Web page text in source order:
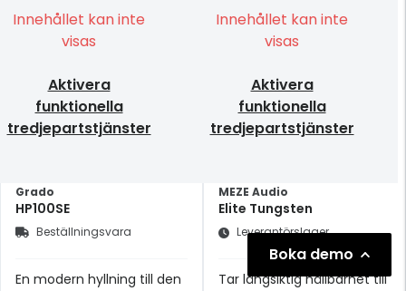
Innehållet kan inte
visas
Aktivera
funktionella
tredjepartstjänster
Grado
HP100SE
Beställningsvara
En modern hyllning till den
Innehållet kan inte
visas
Aktivera
funktionella
tredjepartstjänster
MEZE Audio
Elite Tungsten
Leverantörslager
Tar långsiktig hållbarhet till
Boka demo